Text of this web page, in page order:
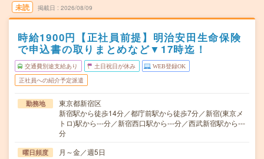
未読 掲載日 2026/08/09
時給1900円【正社員前提】明治安田生命保険
で申込書の取りまとめなど▼17時迄！
交通費別途支給あり 土日祝日が休み WEB登録OK
正社員への紹介予定派遣
勤務地
東京都新宿区
新宿駅から徒歩14分／都庁前駅から徒歩7分／新宿(東京メ
トロ)駅から---分／新宿西口駅から---分／西武新宿駅から---
分
曜日頻度 月～金／週5日